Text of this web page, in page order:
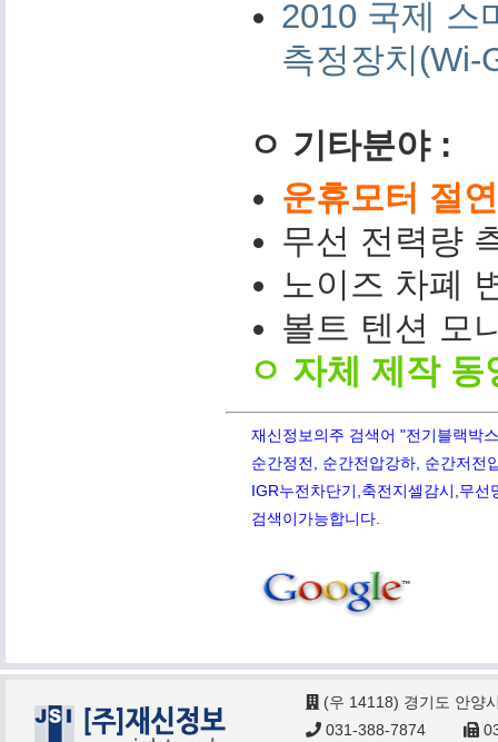
2010 국제 스
측정장치(Wi-
ㅇ 기타분야 :
운휴모터 절
무선 전력량
노이즈 차폐
볼트 텐션 모
ㅇ 자체 제작
재신정보의주 검색어 "전기블랙박
순간정전, 순간전압강하, 순간저전
IGR누전차단기,축전지셀감시,무
검색이가능합니다.
(우 14118) 경기도 안양
031-388-7874